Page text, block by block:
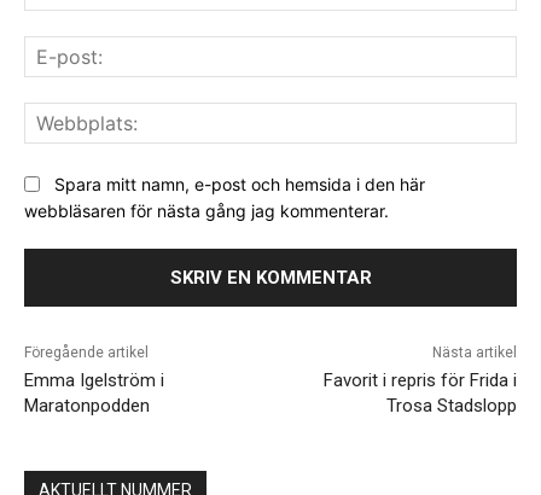
Spara mitt namn, e-post och hemsida i den här
webbläsaren för nästa gång jag kommenterar.
Föregående artikel
Emma Igelström i
Maratonpodden
Nästa artikel
Favorit i repris för Frida i
Trosa Stadslopp
AKTUELLT NUMMER